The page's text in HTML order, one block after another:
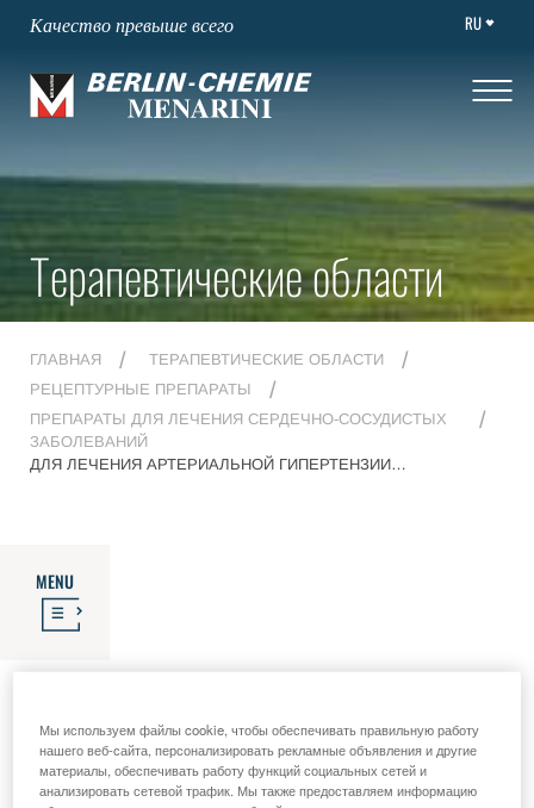
Качество превыше всего RU
Терапевтические области
ГЛАВНАЯ
ТЕРАПЕВТИЧЕСКИЕ ОБЛАСТИ
РЕЦЕПТУРНЫЕ ПРЕПАРАТЫ
ПРЕПАРАТЫ ДЛЯ ЛЕЧЕНИЯ СЕРДЕЧНО-СОСУДИСТЫХ
ЗАБОЛЕВАНИЙ
ДЛЯ ЛЕЧЕНИЯ АРТЕРИАЛЬНОЙ ГИПЕРТЕНЗИИ
MENU
гипертензии (повышенного
Мы используем файлы cookie, чтобы обеспечивать правильную работу
нашего веб-сайта, персонализировать рекламные объявления и другие
материалы, обеспечивать работу функций социальных сетей и
анализировать сетевой трафик. Мы также предоставляем информацию